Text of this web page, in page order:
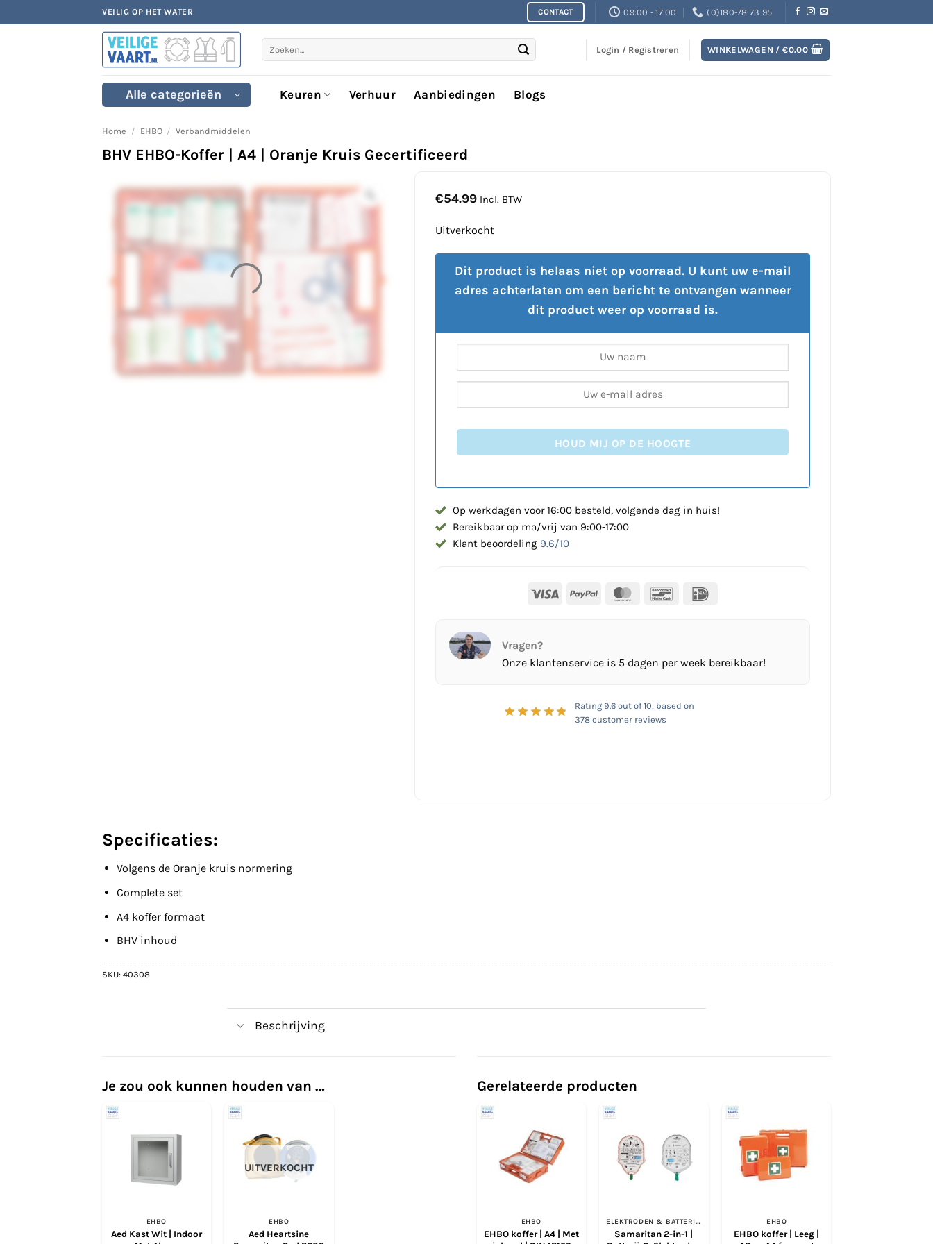
naar
VEILIG OP HET WATER CONTACT 09:00 - 17:00 (0)180-78 73 95
Login / Registreren WINKELWAGEN /€0.00
Alle categorieën Keuren Verhuur Aanbiedingen Blogs
Home / EHBO / Verbandmiddelen
BHV EHBO-Koffer | A4 | Oranje Kruis Gecertificeerd
€54.99 Incl. BTW
Uitverkocht
Dit product is helaas niet op voorraad. U kunt uw e-mail
adres achterlaten om een bericht te ontvangen wanneer
dit product weer op voorraad is.
HOUD MIJ OP DE HOOGTE
Op werkdagen voor 16:00 besteld, volgende dag in huis!
Bereikbaar op ma/vrij van 9:00-17:00
Klant beoordeling 9.6/10
Visa PayPal MasterCardBancontact
Vragen?
Onze klantenservice is 5 dagen per week bereikbaar!
Rating 9.6 out of 10, based on
378 customer reviews
Specificaties:
Volgens de Oranje kruis normering
Complete set
A4 koffer formaat
BHV inhoud
SKU: 40308
Beschrijving
Je zou ook kunnen houden van …
EHBO
Aed Kast Wit | Indoor
UITVERKOCHT
EHBO
Aed Heartsine
Gerelateerde producten
EHBO
EHBO koffer | A4 | Met
ELEKTRODEN & BATTERIJEN
Samaritan 2-in-1 |
EHBO
EHBO koffer | Leeg |